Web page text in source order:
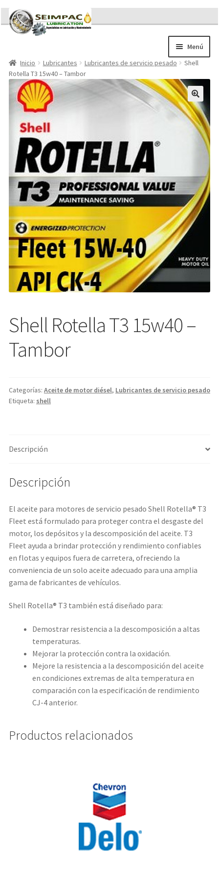
Ir
a
Ir
al
contenido
Menú
Sobre nosotros
Brochures
Contacto/Solicitar Cotización
Servicios
Refacciones
Literatura
Memorándum COVID-19
Inicio Lubricantes Lubricantes de servicio pesado
Shell
Rotella T3 15w40 – Tambor
Shell Rotella T3 15w40 –
Tambor
Categorías: Aceite de motor diésel, Lubricantes de servicio pesado
Etiqueta: shell
Descripción
Descripción
El aceite para motores de servicio pesado Shell Rotella® T3
Fleet está formulado para proteger contra el desgaste del
motor, los depósitos y la descomposición del aceite. T3
Fleet ayuda a brindar protección y rendimiento confiables
en flotas y equipos fuera de carretera, ofreciendo la
conveniencia de un solo aceite adecuado para una amplia
gama de fabricantes de vehículos.
Shell Rotella® T3 también está diseñado para:
Demostrar resistencia a la descomposición a altas
temperaturas.
Mejorar la protección contra la oxidación.
Mejore la resistencia a la descomposición del aceite
en condiciones extremas de alta temperatura en
comparación con la especificación de rendimiento
CJ-4 anterior.
Productos relacionados